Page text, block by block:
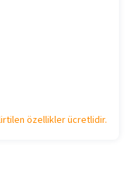
özellikler ücretlidir.